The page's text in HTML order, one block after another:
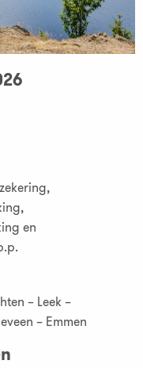
en
– Leek –
– Emmen